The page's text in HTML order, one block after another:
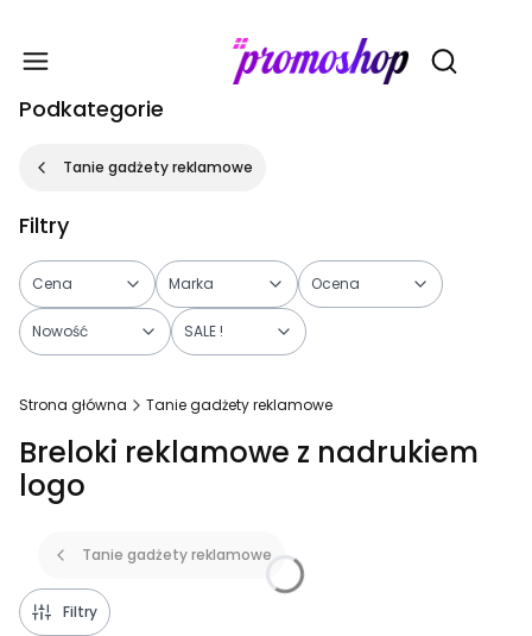
Otwórz
Podkategorie
Tanie gadżety reklamowe
Filtry
Cena Marka Ocena
Nowość SALE !
Strona główna Tanie gadżety reklamowe
Breloki reklamowe z nadrukiem
logo
Tanie gadżety reklamowe
Filtry